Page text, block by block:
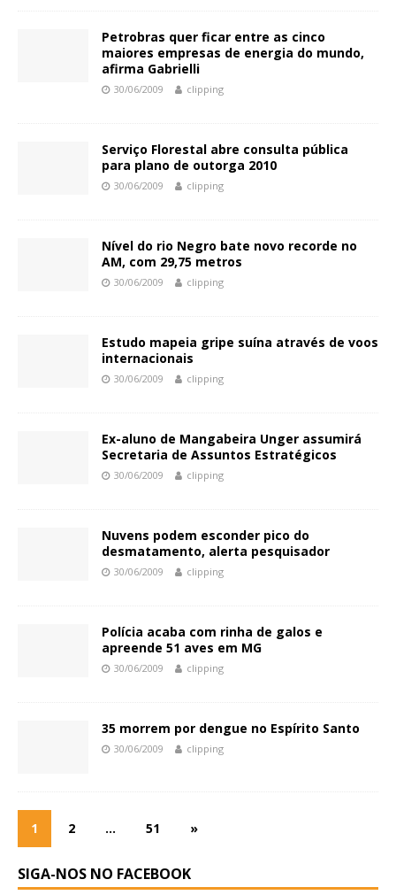
Petrobras quer ficar entre as cinco
maiores empresas de energia do mundo,
afirma Gabrielli
30/06/2009 clipping
Serviço Florestal abre consulta pública
para plano de outorga 2010
30/06/2009 clipping
Nível do rio Negro bate novo recorde no
AM, com 29,75 metros
30/06/2009 clipping
Estudo mapeia gripe suína através de voos
internacionais
30/06/2009 clipping
Ex-aluno de Mangabeira Unger assumirá
Secretaria de Assuntos Estratégicos
30/06/2009 clipping
Nuvens podem esconder pico do
desmatamento, alerta pesquisador
30/06/2009 clipping
Polícia acaba com rinha de galos e
apreende 51 aves em MG
30/06/2009 clipping
35 morrem por dengue no Espírito Santo
30/06/2009 clipping
1 2 … 51 »
SIGA-NOS NO FACEBOOK